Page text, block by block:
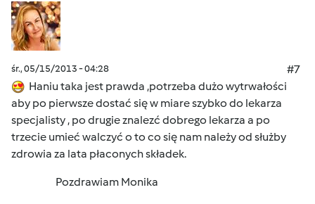
śr., 05/15/2013 - 04:28
#7
Haniu taka jest prawda ,potrzeba dużo wytrwałości
aby po pierwsze dostać się w miare szybko do lekarza
specjalisty , po drugie znalezć dobrego lekarza a po
trzecie umieć walczyć o to co się nam należy od służby
zdrowia za lata płaconych składek.
Pozdrawiam Monika